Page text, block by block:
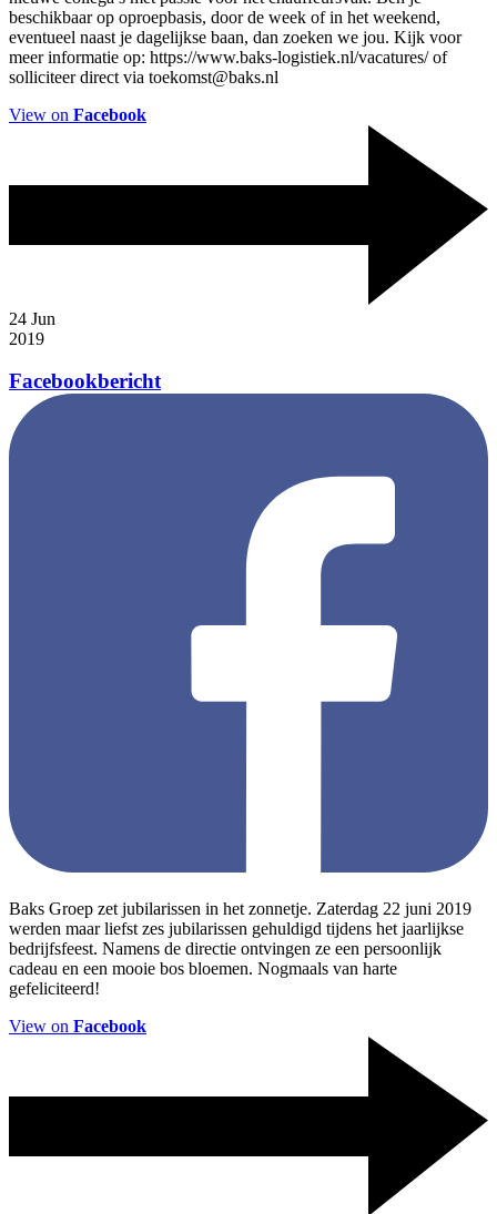
beschikbaar op oproepbasis, door de week of in het weekend,
eventueel naast je dagelijkse baan, dan zoeken we jou. Kijk voor
meer informatie op: https://www.baks-logistiek.nl/vacatures/ of
solliciteer direct via toekomst@baks.nl
View on Facebook
24 Jun
2019
Facebookbericht
Baks Groep zet jubilarissen in het zonnetje. Zaterdag 22 juni 2019
werden maar liefst zes jubilarissen gehuldigd tijdens het jaarlijkse
bedrijfsfeest. Namens de directie ontvingen ze een persoonlijk
cadeau en een mooie bos bloemen. Nogmaals van harte
gefeliciteerd!
View on Facebook